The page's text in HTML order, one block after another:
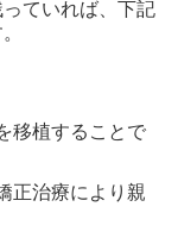
ていれば、下記
移植することで
正治療により親